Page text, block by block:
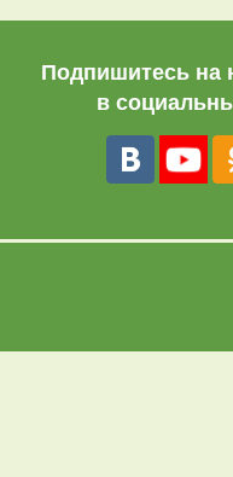
Подпишитесь на
в